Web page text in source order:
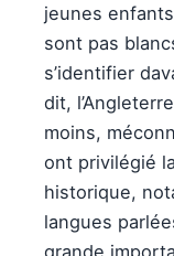
jeunes
sont pas
s’identifier
dit,
moins,
ont privilégié
historique,
langues
grande